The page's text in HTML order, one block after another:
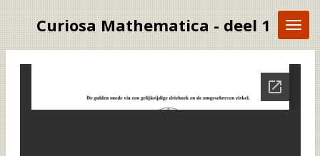
hoofdinhoud
Curiosa Mathematica - deel 1